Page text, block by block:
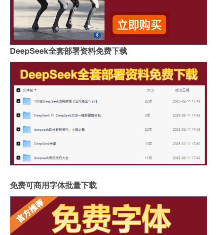
DeepSeek全套部署资料免费下载
免费可商用字体批量下载